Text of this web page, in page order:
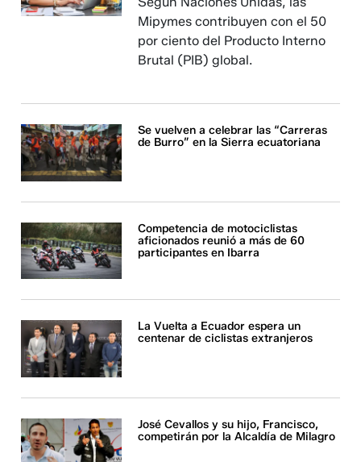
Mipymes contribuyen con el 50
por ciento del Producto Interno
Brutal (PIB) global.
Se vuelven a celebrar las “Carreras
de Burro” en la Sierra ecuatoriana
Competencia de motociclistas
aficionados reunió a más de 60
participantes en Ibarra
La Vuelta a Ecuador espera un
centenar de ciclistas extranjeros
José Cevallos y su hijo, Francisco,
competirán por la Alcaldía de Milagro